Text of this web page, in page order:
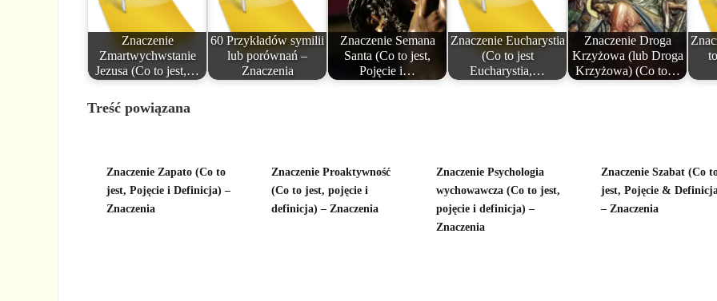
Znaczenie
Zmartwychwstanie
Jezusa (Co to jest,…
60 Przykładów symilii
lub porównań –
Znaczenia
Znaczenie Semana
Santa (Co to jest,
Pojęcie i…
Znaczenie Eucharystia
(Co to jest
Eucharystia,…
Znaczenie Droga
Krzyżowa (lub Droga
Krzyżowa) (Co to…
Treść powiązana
Znaczenie Zapato (Co to
jest, Pojęcie i Definicja) –
Znaczenia
Znaczenie Proaktywność
(Co to jest, pojęcie i
definicja) – Znaczenia
Znaczenie Psychologia
wychowawcza (Co to jest,
pojęcie i definicja) –
Znaczenia
Znaczenie Szabat (Co
jest, Pojęcie &
– Znaczenia